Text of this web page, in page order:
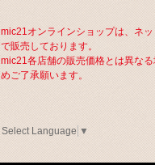
mic21オンラインショップは、ネ
で販売しております。
mic21各店舗の販売価格とは異な
めご了承願います。
Select Language ▼